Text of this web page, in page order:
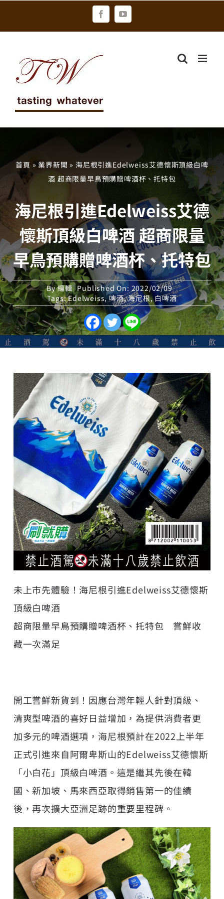
FacebookYouTube
首頁 »業界新聞 » 海尼根引進Edelweiss艾德懷斯頂級白啤
酒 超商限量早鳥預購贈啤酒杯、托特包
海尼根引進Edelweiss艾德
懷斯頂級白啤酒 超商限量
早鳥預購贈啤酒杯、托特包
By編輯 Published On: 2022/02/09
Tags:Edelweiss,啤酒,海尼根,白啤酒
未上市先體驗！海尼根引進Edelweiss艾德懷斯
頂級白啤酒
超商限量早鳥預購贈啤酒杯、托特包 嘗鮮收
藏一次滿足
開工嘗鮮新貨到！因應台灣年輕人針對頂級、
清爽型啤酒的喜好日益增加，為提供消費者更
加多元的啤酒選項，海尼根預計在2022上半年
正式引進來自阿爾卑斯山的Edelweiss艾德懷斯
「小白花」頂級白啤酒。這是繼其先後在韓
國、新加坡、馬來西亞取得銷售第一的佳績
後，再次擴大亞洲足跡的重要里程碑。